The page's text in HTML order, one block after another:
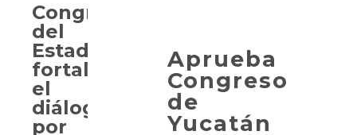
Aprueba
Congreso
de
Yucatán
Congreso
del
Estado
fortalece
el
diálogo
por